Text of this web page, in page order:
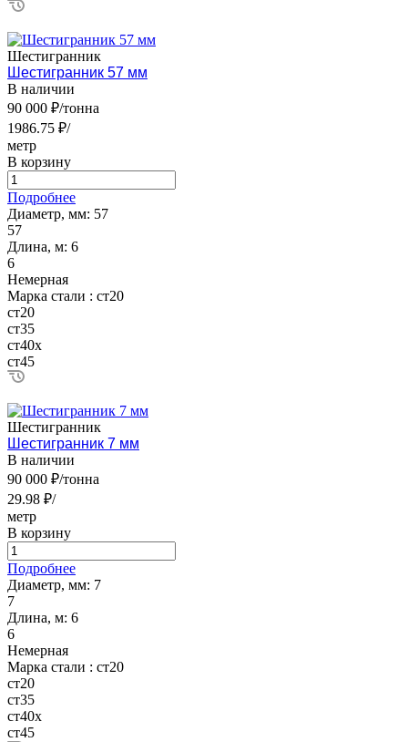
Шестигранник
Шестигранник 57 мм
В наличии
90 000 ₽/тонна
1986.75 ₽/
метр
В корзину
Подробнее
Диаметр, мм: 57
57
Длина, м: 6
6
Немерная
Марка стали : ст20
ст20
ст35
ст40х
ст45
Шестигранник
Шестигранник 7 мм
В наличии
90 000 ₽/тонна
29.98 ₽/
метр
В корзину
Подробнее
Диаметр, мм: 7
7
Длина, м: 6
6
Немерная
Марка стали : ст20
ст20
ст35
ст40х
ст45